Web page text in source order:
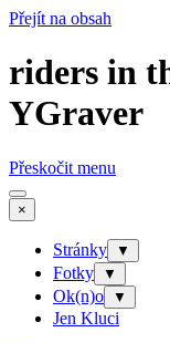
Přejít na obsah
riders in
YGraver
Přeskočit menu
×
Stránky ▼
Fotky ▼
Ok(n)o ▼
Jen Kluci